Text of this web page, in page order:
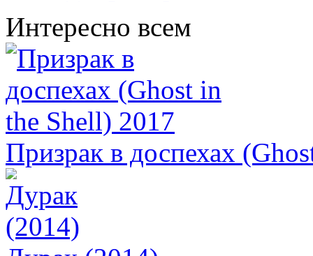
Интересно всем
Призрак в доспехах